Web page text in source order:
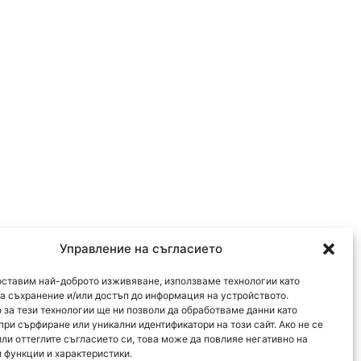
Управление на съгласието
най-доброто изживяване, използваме технологии като
съхранение и/или достъп до информация на устройството.
тези технологии ще ни позволи да обработваме данни като
сърфиране или уникални идентификатори на този сайт. Ако не се
оттеглите съгласието си, това може да повлияе негативно на
и характеристики.